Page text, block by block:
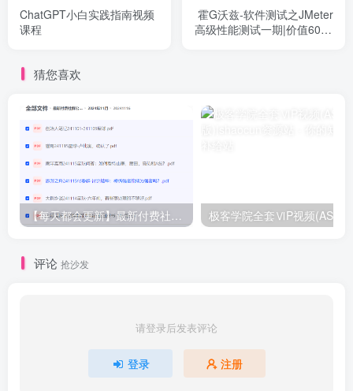
ChatGPT小白实践指南视频
课程
霍G沃兹-软件测试之JMeter
高级性能测试一期|价值6000
猜您喜欢
【每天都会更新】最新付费社群公众号文章 极客学院全套ⅥP视频(AS版)
评论 抢沙发
请登录后发表评论
登录 注册